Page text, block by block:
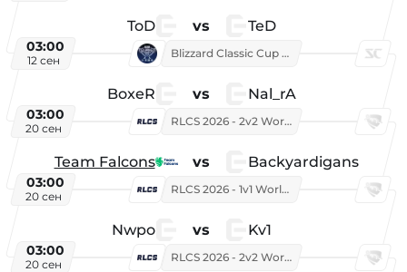
ToD vs TeD
03:00
12 сен
Blizzard Classic Cup 2026
BoxeR vs Nal_rA
03:00
20 сен
RLCS 2026 - 2v2 World Championship
Team Falcons vs Backyardigans
03:00
20 сен
RLCS 2026 - 1v1 World Championship
Nwpo vs Kv1
03:00
20 сен
RLCS 2026 - 2v2 World Championship